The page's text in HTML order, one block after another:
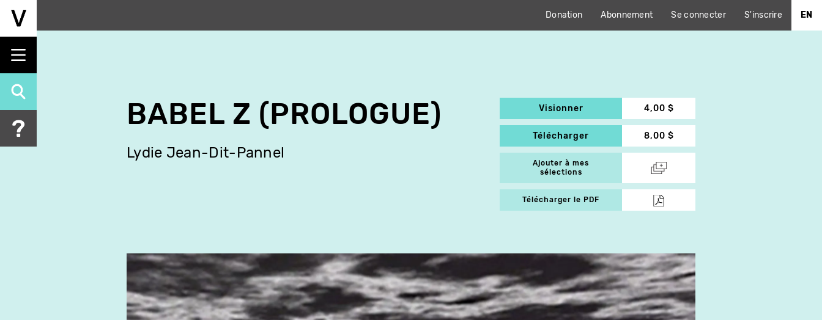
Aller
principal
Donation Abonnement Se connecter S'inscrire EN
BABEL Z (PROLOGUE)
Lydie Jean-Dit-Pannel
Visionner 4,00 $
Télécharger 8,00 $
Ajouter à mes
sélections
Télécharger le PDF